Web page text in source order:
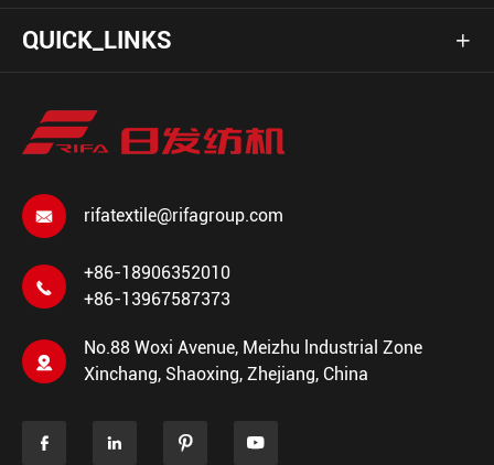
QUICK_LINKS 
 rifatextile@rifagroup.com

+86-18906352010
+86-13967587373

No.88 Woxi Avenue, Meizhu lndustrial Zone
Xinchang, Shaoxing, Zhejiang, China
   